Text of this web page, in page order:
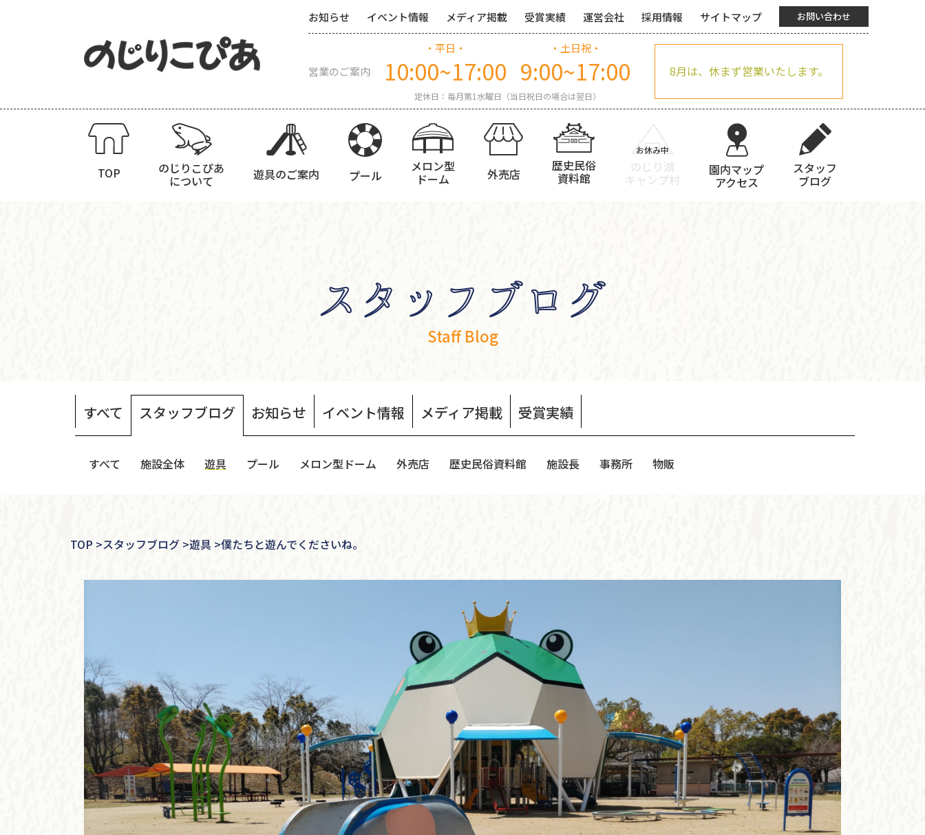
お知らせ イベント情報 メディア掲載 受賞実績 運営会社 採用情報 サイトマップ お問い合わせ
営業のご案内
・平日・
10:00~17:00
・土日祝・
9:00~17:00
定休日：毎月第1水曜日（当日祝日の場合は翌日）
8月は、休まず営業いたします。
TOP のじりこぴあ
について 遊具のご案内 プール
メロン型
ドーム 外売店
歴史民俗
資料館
のじり湖
キャンプ村
園内マップ
アクセス
スタッフ
ブログ
Staff Blog
すべて スタッフブログ お知らせ イベント情報 メディア掲載 受賞実績
すべて 施設全体 遊具 プール メロン型ドーム 外売店 歴史民俗資料館 施設長 事務所 物販
TOP >スタッフブログ >遊具 >僕たちと遊んでくださいね。